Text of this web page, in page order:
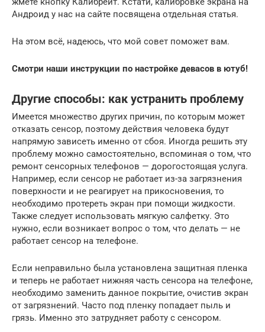
Андроид у нас на сайте посвящена отдельная статья.
На этом всё, надеюсь, что мой совет поможет вам.
Смотри наши инструкции по настройке девасов в ютуб!
Другие способы: как устранить проблему
Имеется множество других причин, по которым может
отказать сенсор, поэтому действия человека будут
напрямую зависеть именно от сбоя. Иногда решить эту
проблему можно самостоятельно, вспоминая о том, что
ремонт сенсорных телефонов — дорогостоящая услуга.
Например, если сенсор не работает из-за загрязнения
поверхности и не реагирует на прикосновения, то
необходимо протереть экран при помощи жидкости.
Также следует использовать мягкую салфетку. Это
нужно, если возникает вопрос о том, что делать — не
работает сенсор на телефоне.
Если неправильно была установлена защитная пленка
и теперь не работает нижняя часть сенсора на телефоне,
необходимо заменить данное покрытие, очистив экран
от загрязнений. Часто под пленку попадает пыль и
грязь. Именно это затрудняет работу с сенсором.